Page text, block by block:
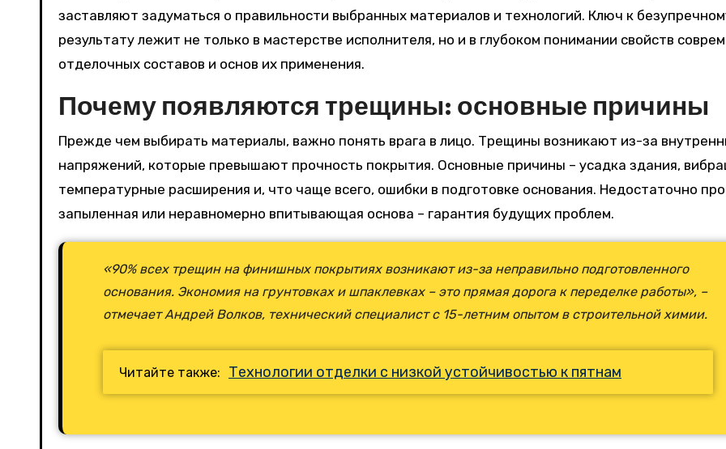
заставляют задуматься о правильности выбранных материалов и технологий. Ключ к
результату лежит не только в мастерстве исполнителя, но и в глубоком понимании свойств
отделочных составов и основ их применения.
Почему появляются трещины: основные причины
Прежде чем выбирать материалы, важно понять врага в лицо. Трещины возникают из-за
напряжений, которые превышают прочность покрытия. Основные причины – усадка здания,
температурные расширения и, что чаще всего, ошибки в подготовке основания. Недостаточно
запыленная или неравномерно впитывающая основа – гарантия будущих проблем.
«90% всех трещин на финишных покрытиях возникают из-за неправильно подготовленного
основания. Экономия на грунтовках и шпаклевках – это прямая дорога к переделке работы», –
отмечает Андрей Волков, технический специалист с 15-летним опытом в строительной химии.
Читайте также: Технологии отделки с низкой устойчивостью к пятнам